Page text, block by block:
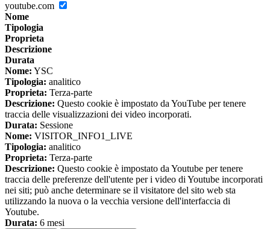
youtube.com
Nome
Tipologia
Proprieta
Descrizione
Durata
Nome: YSC
Tipologia: analitico
Proprieta: Terza-parte
Descrizione: Questo cookie è impostato da YouTube per tenere
traccia delle visualizzazioni dei video incorporati.
Durata: Sessione
Nome: VISITOR_INFO1_LIVE
Tipologia: analitico
Proprieta: Terza-parte
Descrizione: Questo cookie è impostato da Youtube per tenere
traccia delle preferenze dell'utente per i video di Youtube incorporati
nei siti; può anche determinare se il visitatore del sito web sta
utilizzando la nuova o la vecchia versione dell'interfaccia di
Youtube.
Durata: 6 mesi